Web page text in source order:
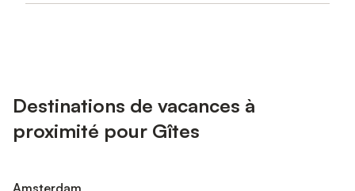
Destinations de vacances à
proximité pour Gîtes
Amsterdam